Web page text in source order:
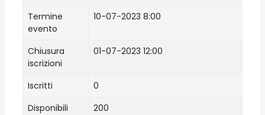
Termine
evento
10-07-2023 8:00
Chiusura
iscrizioni
01-07-2023 12:00
Iscritti
0
Disponibili
200